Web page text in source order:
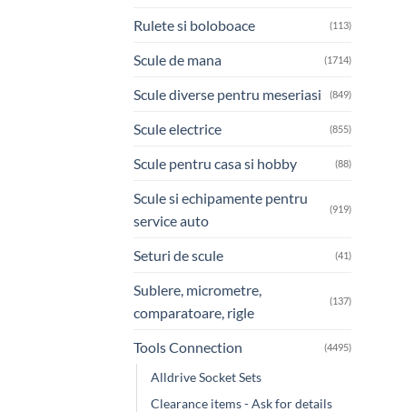
Rulete si boloboace (113)
Scule de mana (1714)
Scule diverse pentru meseriasi (849)
Scule electrice (855)
Scule pentru casa si hobby (88)
Scule si echipamente pentru
service auto
(919)
Seturi de scule (41)
Sublere, micrometre,
comparatoare, rigle
(137)
Tools Connection (4495)
Alldrive Socket Sets
Clearance items - Ask for details